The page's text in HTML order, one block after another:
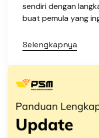
sendiri dengan
buat pemula yang
Selengkapnya